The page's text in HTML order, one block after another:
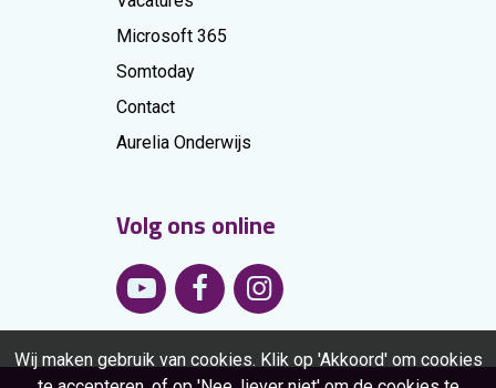
Wij maken gebruik van cookies. Klik op 'Akkoord' om cookies
Microsoft 365
Somtoday
Contact
Aurelia Onderwijs
Volg ons online